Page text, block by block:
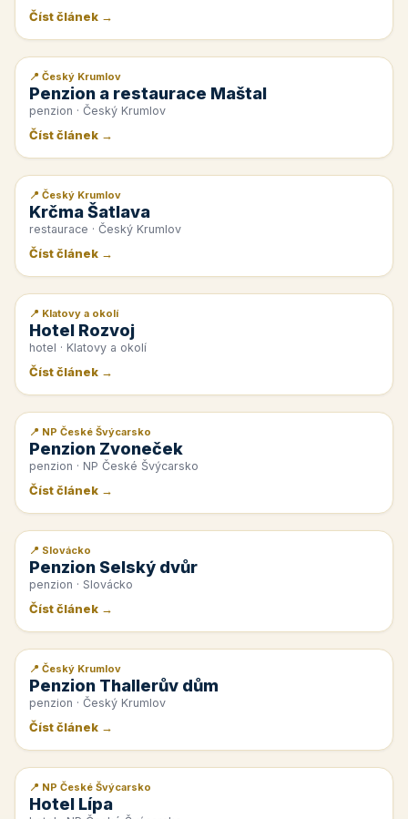
Číst článek →
📰 PR článek
📍 Český Krumlov
Penzion a restaurace Maštal
penzion · Český Krumlov
Číst článek →
📰 PR článek
📍 Český Krumlov
Krčma Šatlava
restaurace · Český Krumlov
Číst článek →
📰 PR článek
📍 Klatovy a okolí
Hotel Rozvoj
hotel · Klatovy a okolí
Číst článek →
📰 PR článek
📍 NP České Švýcarsko
Penzion Zvoneček
penzion · NP České Švýcarsko
Číst článek →
📰 PR článek
📍 Slovácko
Penzion Selský dvůr
penzion · Slovácko
Číst článek →
📰 PR článek
📍 Český Krumlov
Penzion Thallerův dům
penzion · Český Krumlov
Číst článek →
📰 PR článek
📍 NP České Švýcarsko
Hotel Lípa